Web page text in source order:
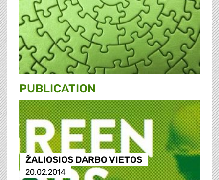
PUBLICATION
ŽALIOSIOS DARBO VIETOS
20.02.2014